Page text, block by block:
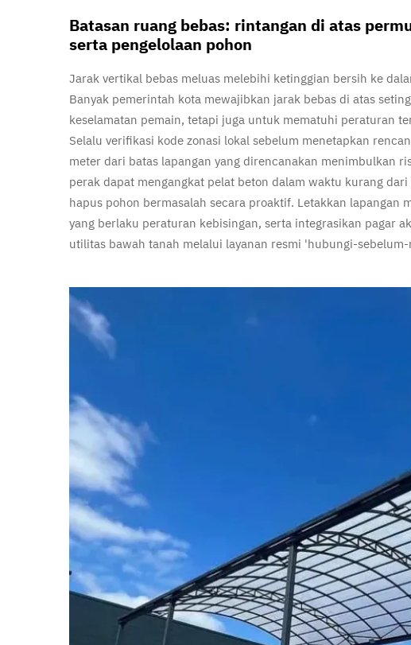
Batasan ruang bebas: rintangan di atas
serta pengelolaan pohon
Jarak vertikal bebas meluas melebihi ketinggian bersih ke
Banyak pemerintah kota mewajibkan jarak bebas di atas
keselamatan pemain, tetapi juga untuk mematuhi peraturan
Selalu verifikasi kode zonasi lokal sebelum menetapkan
meter dari batas lapangan yang direncanakan menimbulkan
perak dapat mengangkat pelat beton dalam waktu kurang
hapus pohon bermasalah secara proaktif. Letakkan
yang berlaku peraturan kebisingan, serta integrasikan pagar
utilitas bawah tanah melalui layanan resmi 'hubungi-